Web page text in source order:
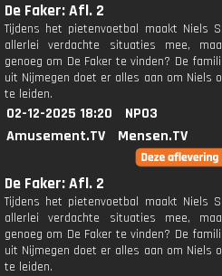
De Faker: Afl. 2
Tijdens het pietenvoetbal maakt Niels
allerlei verdachte situaties mee,
genoeg om De Faker te vinden? De
uit Nijmegen doet er alles aan om Niels
te leiden.
02-12-2025 18:20
NPO3
Amusement.TV
Mensen.TV
De Faker: Afl. 2
Tijdens het pietenvoetbal maakt Niels
allerlei verdachte situaties mee,
genoeg om De Faker te vinden? De
uit Nijmegen doet er alles aan om Niels
te leiden.